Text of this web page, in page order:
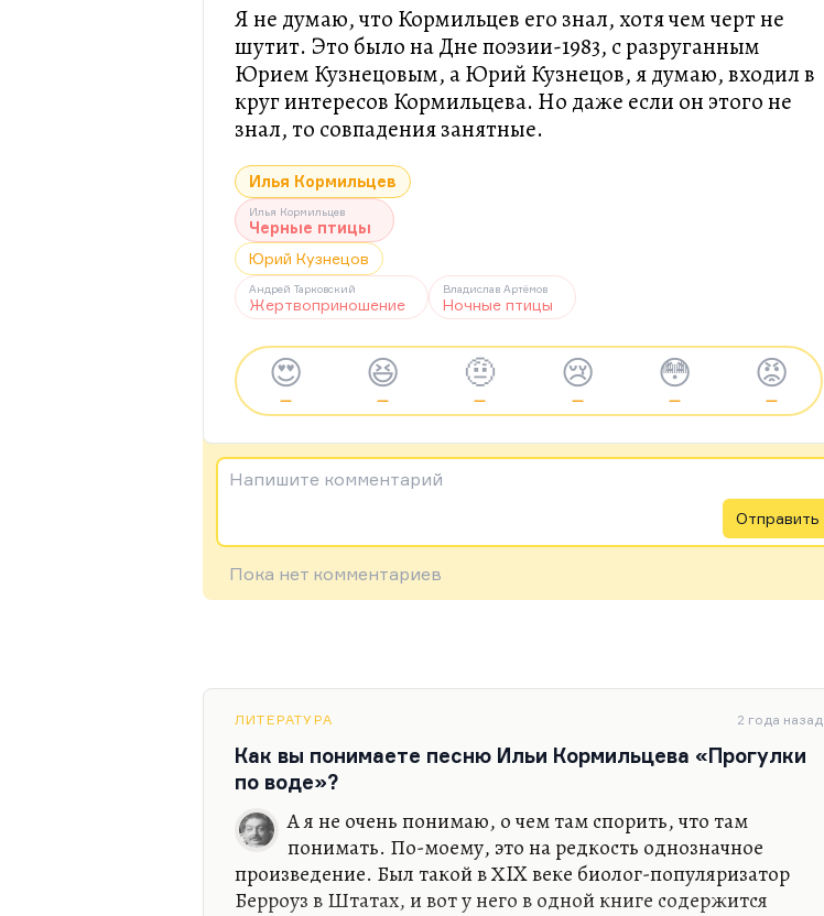
Я не думаю, что Кормильцев его знал, хотя чем черт не
шутит. Это было на Дне поэзии-1983, с разруганным
Юрием Кузнецовым, а Юрий Кузнецов, я думаю, входил в
круг интересов Кормильцева. Но даже если он этого не
знал, то совпадения занятные.
Илья Кормильцев
Илья Кормильцев
Черные птицы
Юрий Кузнецов
Андрей Тарковский
Жертвоприношение
Владислав Артёмов
Ночные птицы
😍
—
😆
—
🤨
—
😢
—
😳
—
😡
—
Напишите комментарий
Отправить
Пока нет комментариев
ЛИТЕРАТУРА 2 года назад
Как вы понимаете песню Ильи Кормильцева «Прогулки
по воде»?
А я не очень понимаю, о чем там спорить, что там
понимать. По-моему, это на редкость однозначное
произведение. Был такой в ХIX веке биолог-популяризатор
Берроуз в Штатах, и вот у него в одной книге содержится